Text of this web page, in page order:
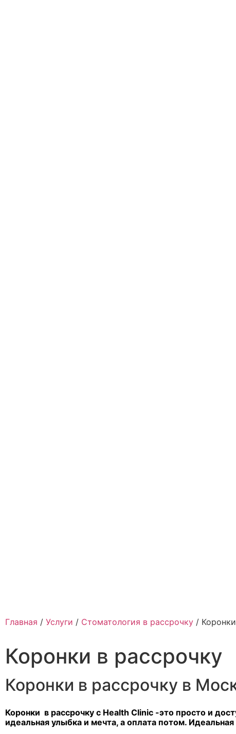
Главная / Услуги / Стоматология в рассрочку /
Коронки в рассрочку
Коронки в рассрочку в
Коронки в рассрочку с Health Clinic -это просто и
идеальная улыбка и мечта, а оплата потом.